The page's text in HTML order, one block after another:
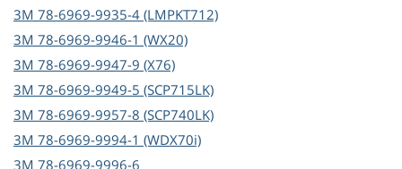
3M 78-6969-9935-4 (LMPKT712)
3M 78-6969-9946-1 (WX20)
3M 78-6969-9947-9 (X76)
3M 78-6969-9949-5 (SCP715LK)
3M 78-6969-9957-8 (SCP740LK)
3M 78-6969-9994-1 (WDX70i)
3M 78-6969-9996-6